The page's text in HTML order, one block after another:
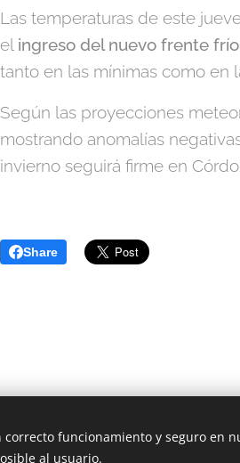
Las temperaturas de este
el ingreso del nuevo frente
tanto en las mínimas como en
Según las proyecciones
mostrando anomalías
invierno seguirá firme en
Share
funcionamiento y seguro en
al usuario.